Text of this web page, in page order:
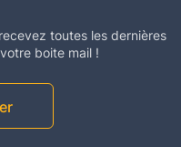
toutes les dernières
boite mail !